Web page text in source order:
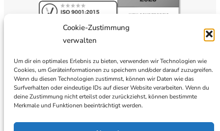
Cookie-Zustimmung
verwalten
Um dir ein optimales Erlebnis zu bieten, verwenden wir Technologien wie
Cookies, um Geräteinformationen zu speichern und/oder darauf zuzugreifen.
Wenn du diesen Technologien zustimmst, können wir Daten wie das
Surfverhalten oder eindeutige IDs auf dieser Website verarbeiten. Wenn du
deine Zustimmung nicht erteilst oder zurückziehst, können bestimmte
Merkmale und Funktionen beeinträchtigt werden.